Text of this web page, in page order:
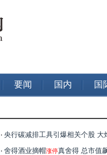
要闻 国内 国
央行碳减排工具引爆相关个股 大
舍得酒业摘帽涨停真舍得 总市值